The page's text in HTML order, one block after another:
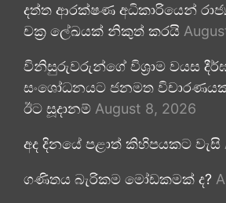
දත්ත ආරක්ෂණ අධිකාරියෙන්
චක්‍ර ලේඛයක් නිකුත් කරයි
විනිසුරුවරුන්ගේ විශ්‍රාම වයස
සංශෝධනයට ජනමත
ඊට සූදානම් August 8, 2026
අද දිනයේ පළාත් කිහිපයකට වැසි
ගණිතය බැරිකම මෝඩකමක් ද?